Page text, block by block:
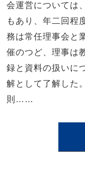
会運営については
もあり、年二回程
務は常任理事会と
催のつど、理事は
録と資料の扱いに
解として了解した
則……